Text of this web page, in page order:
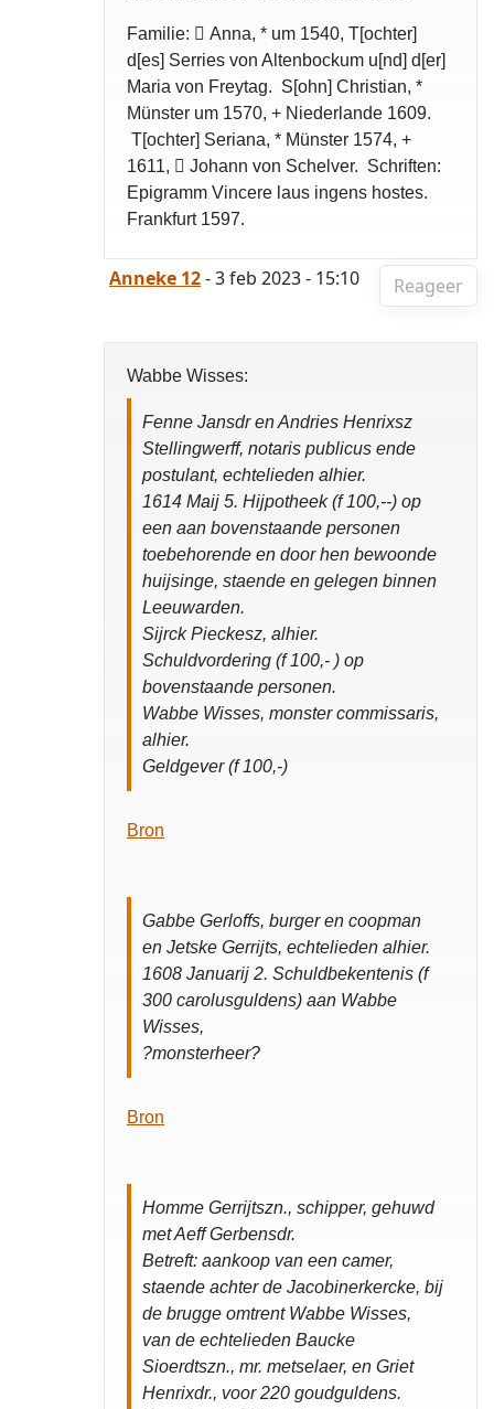
Familie:  Anna, * um 1540, T[ochter]
d[es] Serries von Altenbockum u[nd] d[er]
Maria von Freytag. S[ohn] Christian, *
Münster um 1570, + Niederlande 1609.
T[ochter] Seriana, * Münster 1574, +
1611,  Johann von Schelver. Schriften:
Epigramm Vincere laus ingens hostes.
Frankfurt 1597.
Reageer
Anneke 12- 3 feb 2023 - 15:10
Wabbe Wisses:
Fenne Jansdr en Andries Henrixsz
Stellingwerff, notaris publicus ende
postulant, echtelieden alhier.
1614 Maij 5. Hijpotheek (f 100,--) op
een aan bovenstaande personen
toebehorende en door hen bewoonde
huijsinge, staende en gelegen binnen
Leeuwarden.
Sijrck Pieckesz, alhier.
Schuldvordering (f 100,- ) op
bovenstaande personen.
Wabbe Wisses, monster commissaris,
alhier.
Geldgever (f 100,-)
Bron
Gabbe Gerloffs, burger en coopman
en Jetske Gerrijts, echtelieden alhier.
1608 Januarij 2. Schuldbekentenis (f
300 carolusguldens) aan Wabbe
Wisses,
?monsterheer?
Bron
Homme Gerrijtszn., schipper, gehuwd
met Aeff Gerbensdr.
Betreft: aankoop van een camer,
staende achter de Jacobinerkercke, bij
de brugge omtrent Wabbe Wisses,
van de echtelieden Baucke
Sioerdtszn., mr. metselaer, en Griet
Henrixdr., voor 220 goudguldens.